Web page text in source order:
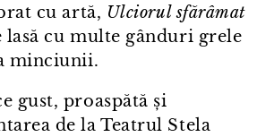
cu artă, Ulciorul sfărâmat
lasă cu multe gânduri grele
minciunii.
gust, proaspătă și
de la Teatrul Stela